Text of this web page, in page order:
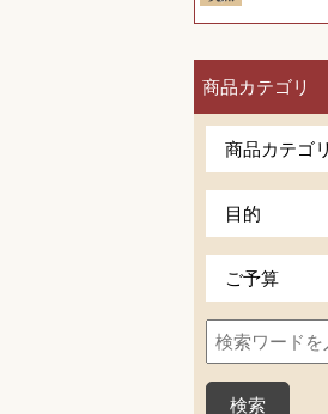
商品カテゴリ